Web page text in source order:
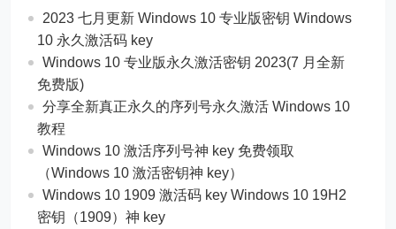
2023 七月更新 Windows 10 专业版密钥 Windows
10 永久激活码 key
Windows 10 专业版永久激活密钥 2023(7 月全新
免费版)
分享全新真正永久的序列号永久激活 Windows 10
教程
Windows 10 激活序列号神 key 免费领取
（Windows 10 激活密钥神 key）
Windows 10 1909 激活码 key Windows 10 19H2
密钥（1909）神 key